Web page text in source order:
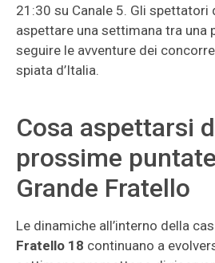
21:30 su Canale 5. Gli spettatori
aspettare una settimana tra una
seguire le avventure dei
spiata d’Italia.
Cosa aspettarsi
prossime
Grande Fratello
Le dinamiche all’interno della
Fratello 18 continuano a